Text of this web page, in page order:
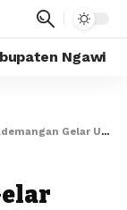
Ngawi
HUT Kemerdekaan RI ke-80, Momentum Perkuat Persatuan